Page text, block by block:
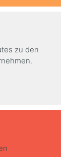
zu den